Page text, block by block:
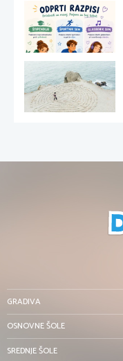
GRADIVA
OSNOVNE ŠOLE
SREDNJE ŠOLE